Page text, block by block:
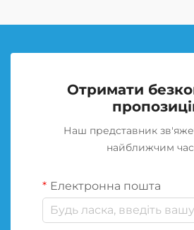
Отримати
Наш представник
найближчим
Електронна пошта